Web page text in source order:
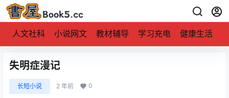
人文社科 小说网文 教材辅导 学习充电 健康生活
失明症漫记
长短小说 2 年前 0